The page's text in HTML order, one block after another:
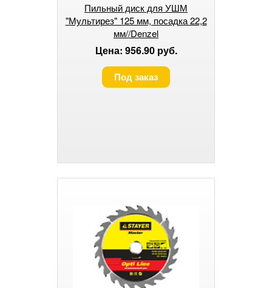
Пильный диск для УШМ
"Мультирез" 125 мм, посадка 22,2
мм//Denzel
Цена: 956.90 руб.
Под заказ